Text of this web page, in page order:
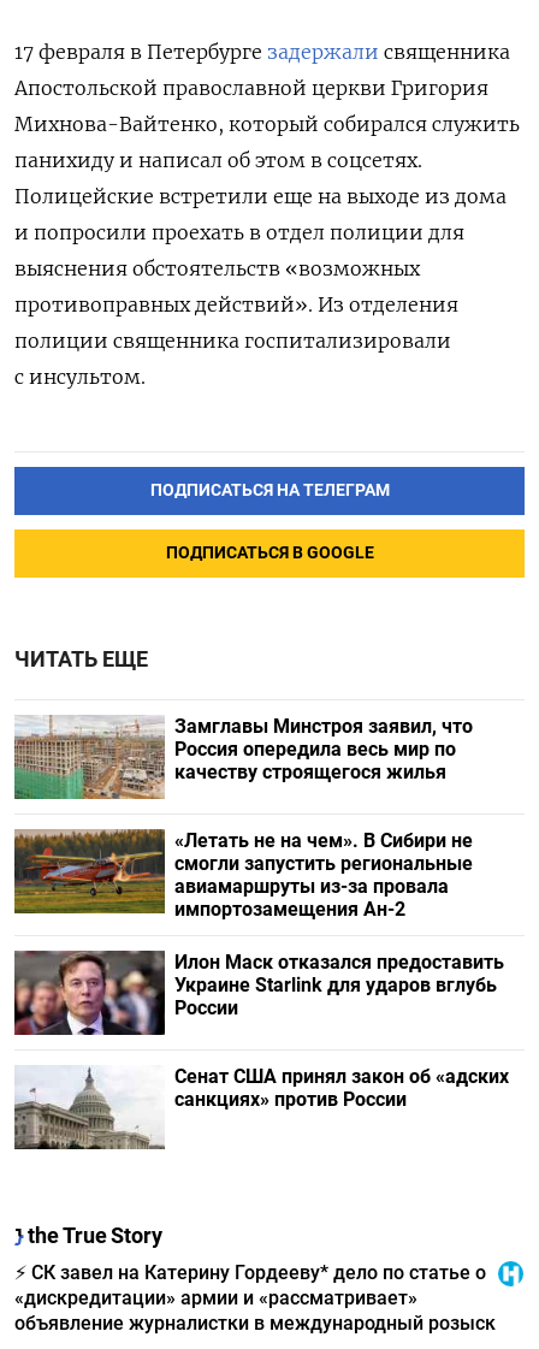
17 февраля в Петербурге задержали священника
Апостольской православной церкви Григория
Михнова-Вайтенко, который собирался служить
панихиду и написал об этом в соцсетях.
Полицейские встретили еще на выходе из дома
и попросили проехать в отдел полиции для
выяснения обстоятельств «возможных
противоправных действий». Из отделения
полиции священника госпитализировали
с инсультом.
ПОДПИСАТЬСЯ НА ТЕЛЕГРАМ
ПОДПИСАТЬСЯ В GOOGLE
ЧИТАТЬ ЕЩЕ
Замглавы Минстроя заявил, что
Россия опередила весь мир по
качеству строящегося жилья
«Летать не на чем». В Сибири не
смогли запустить региональные
авиамаршруты из-за провала
импортозамещения Ан-2
Илон Маск отказался предоставить
Украине Starlink для ударов вглубь
России
Сенат США принял закон об «адских
санкциях» против России